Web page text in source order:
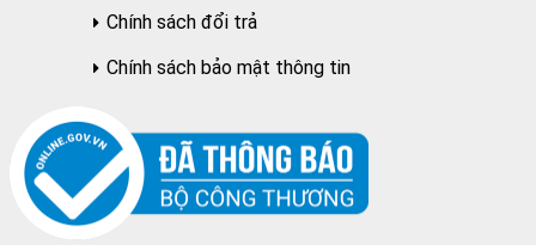
Chính sách đổi trả
Chính sách bảo mật thông tin